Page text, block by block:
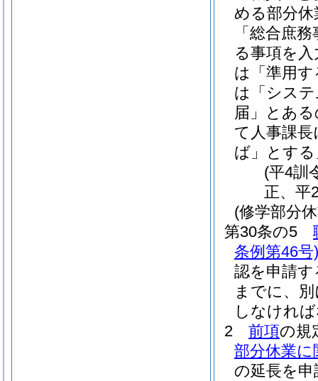
める部分
「総合庶
る事項を
は「準用
は「シス
届」とあ
て人事課
ば」とす
(平4訓
正、平
(修学部分
第30条の5
条例第46号)
認を申請
までに、
しなけれ
2
前項の規
部分休業に
の延長を